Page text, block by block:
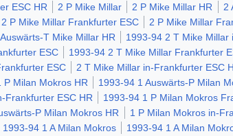
ESC HR 2 P Mike Millar 2 P Mike Millar HR 2
2 P Mike Millar Frankfurter ESC 2 P Mike Millar
T Mike Millar HR
1993-94 2 T Mike Millar
ESC 1993-94 2 T Mike Millar Frankfurter
ESC 2 T Mike Millar in-Frankfurter ESC
P Milan Mokros HR 1993-94 1 Auswärts-P Milan
Frankfurter ESC HR 1993-94 1 P Milan Mokros
P Milan Mokros HR 1 P Milan Mokros in-
1993-94 1 A Milan Mokros 1993-94 1 A Milan